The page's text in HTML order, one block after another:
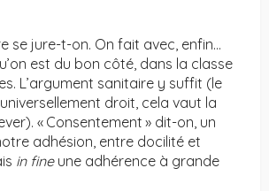
se jure-t-on. On fait avec, enfin…
est du bon côté, dans la classe
L’argument sanitaire y suffit (le
droit, cela vaut la
« Consentement » dit-on, un
adhésion, entre docilité et
in fine une adhérence à grande